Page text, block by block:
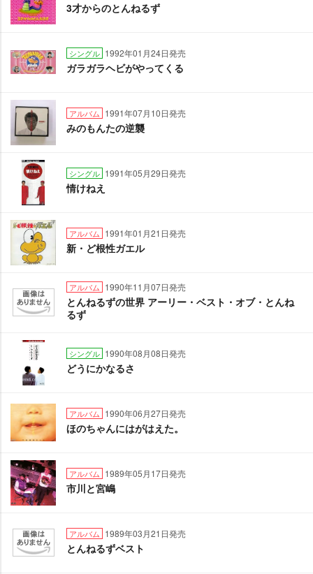
3才からのとんねるず
シングル 1992年01月24日発売
ガラガラヘビがやってくる
アルバム 1991年07月10日発売
みのもんたの逆襲
シングル 1991年05月29日発売
情けねえ
アルバム 1991年01月21日発売
新・ど根性ガエル
アルバム 1990年11月07日発売
とんねるずの世界 アーリー・ベスト・オブ・とんね
るず
シングル 1990年08月08日発売
どうにかなるさ
アルバム 1990年06月27日発売
ほのちゃんにはがはえた。
アルバム 1989年05月17日発売
市川と宮嶋
アルバム 1989年03月21日発売
とんねるずベスト